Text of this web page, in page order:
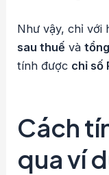
Như vậy, chỉ với
sau thuế và
tính được chỉ số
Cách
qua ví